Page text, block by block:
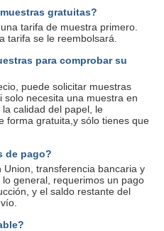
gratuitas?
tarifa de muestra primero.
tarifa se le reembolsará.
para comprobar su
puede solicitar muestras
solo necesita una muestra en
calidad del papel, le
forma gratuita,y sólo tienes que
de pago?
Union, transferencia bancaria y
general, requerimos un pago
y el saldo restante del